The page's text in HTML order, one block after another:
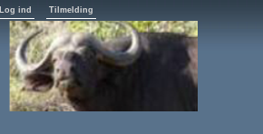
Log ind Tilmelding